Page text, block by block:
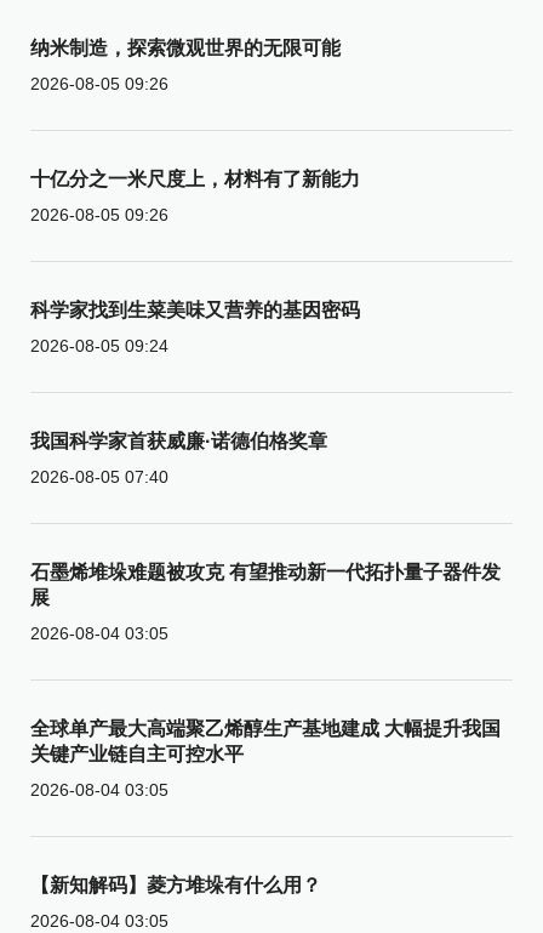
纳米制造，探索微观世界的无限可能
2026-08-05 09:26
十亿分之一米尺度上，材料有了新能力
2026-08-05 09:26
科学家找到生菜美味又营养的基因密码
2026-08-05 09:24
我国科学家首获威廉·诺德伯格奖章
2026-08-05 07:40
石墨烯堆垛难题被攻克 有望推动新一代拓扑量子器件发
展
2026-08-04 03:05
全球单产最大高端聚乙烯醇生产基地建成 大幅提升我国
关键产业链自主可控水平
2026-08-04 03:05
【新知解码】菱方堆垛有什么用？
2026-08-04 03:05